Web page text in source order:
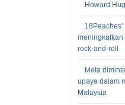
Howard
rock-and-roll
Meta
upaya dalam
Malaysia